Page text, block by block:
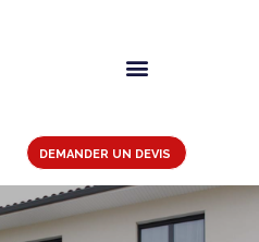
DEMANDER UN DEVIS